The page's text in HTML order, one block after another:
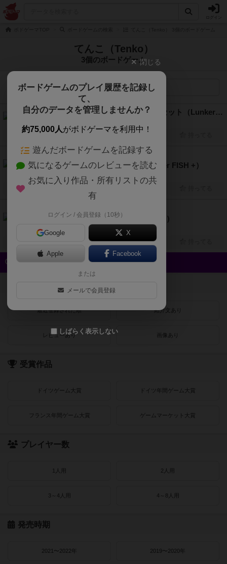
てんこ（Tenko）
3個のボードゲーム
検索メニュー
ランカーフィッシュコンプリートセット（Lunker Fish Complete Set）
6.0
ランカーフィッシュプラス（Lunker FISH +）
2人～4人 40分～80分 12歳～
興味あり
ランカーフィッシュ（Lunker FISH）
40分～80分 12歳～
経験あり お気に入り
クイック検索
最近登録された順 紹介文あり
レビューあり 画像あり
受賞作品
ドイツゲーム大賞 ドイツ年間ゲーム大賞
フランス年間ゲーム大賞 ゲームマーケット大賞
プレイヤー数
1人用 2人用
3～4人用 4～8人用
発売時期
2021〜2022年 2019〜2020年
閉じる
ボードゲームのプレイ履歴を記録し
て、
自分のデータを管理しませんか？
約75,000人がボドゲーマを利用中！
遊んだボードゲームを記録する
気になるゲームのレビューを読む
お気に入り作品・所有リストの共
有
ログイン / 会員登録（10秒）
Google X
Apple Facebook
または
メールで会員登録
しばらく表示しない